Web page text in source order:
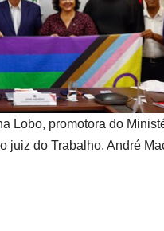
Lobo, promotora do
juiz do Trabalho, André